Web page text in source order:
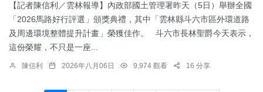
【記者陳信利／雲林報導】內政部國土管理署昨天（5日）舉辦全國
「2026馬路好行評選」頒獎典禮，其中「雲林縣斗六市區外環道路
及周邊環境整體提升計畫」榮獲佳作。 斗六市長林聖爵今天表示，
這份榮耀，不只是一座...
陳信利 2026年八月06日 9,974 觀看 16 分享